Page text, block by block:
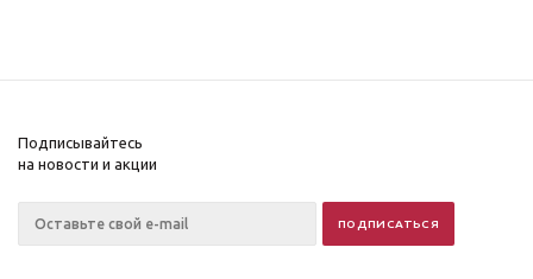
Подписывайтесь
на новости и акции